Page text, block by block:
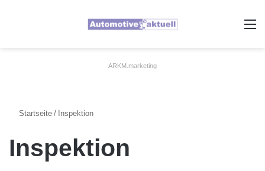
ARKM.marketing
Startseite / Inspektion
Inspektion